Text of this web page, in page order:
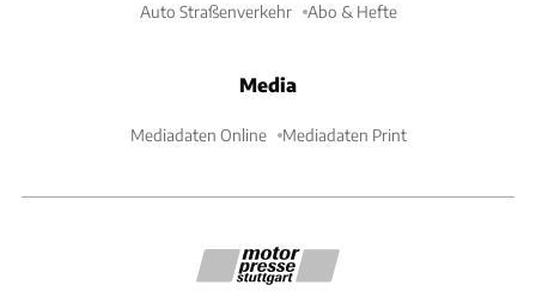
Auto Straßenverkehr Abo & Hefte
Media
Mediadaten Online Mediadaten Print